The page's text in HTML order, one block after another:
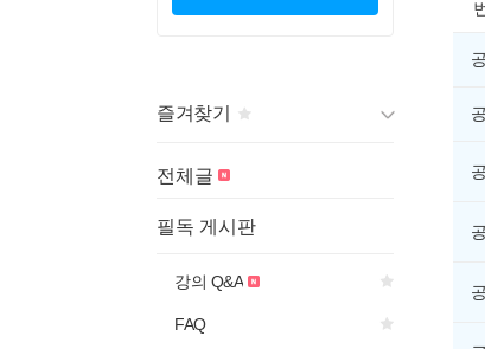
즐겨찾기
게시판 제목의
전체글
필독 게시판
강의 Q&A
FAQ